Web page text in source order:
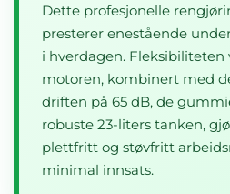
Dette profesjonelle
presterer enestående
i hverdagen. Fleksibiliteten
motoren, kombinert med
driften på 65 dB, de
robuste 23-liters tanken,
plettfritt og støvfritt
minimal innsats.